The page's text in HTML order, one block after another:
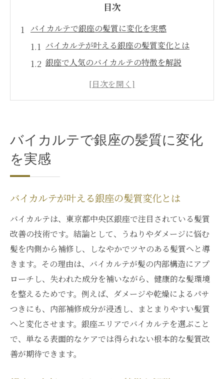
目次
バイカルテで銀座の髪質に変化を実感
バイカルテが叶える銀座の髪質変化とは
銀座で人気のバイカルテの特徴を解説
髪質改善にバイカルテが選ばれる理由
髪質改善を目指すならバイカルテがおすすめ
バイカルテで髪質改善を始めるメリット
髪質改善でバイカルテが高評価の理由
髪悩みにバイカルテが最適な理由とは
バイカルテで叶う理想の髪質改善体験
銀座で注目のバイカルテ効果と持続力
バイカルテの効果と持続期間の真実
銀座で注目されるバイカルテの特徴
髪質改善にバイカルテが与える効果
バイカルテの持続力を高めるコツとは
銀座でバイカルテ効果が続く理由を解説
髪のうねり対策にバイカルテを選ぶ理由
バイカルテが髪のうねりに強い理由
バイカルテで銀座の髪質に変化
を実感
バイカルテが叶える銀座の髪質変化とは
バイカルテは、東京都中央区銀座で注目されている髪質
改善の技術です。結論として、うねりやダメージに悩む
髪を内側から補修し、しなやかでツヤのある髪質へと導
きます。その理由は、バイカルテが髪の内部構造にアプ
ローチし、失われた成分を補いながら、健康的な髪環境
を整えるためです。例えば、ダメージや乾燥によるパサ
つきにも、内部補修成分が浸透し、まとまりやすい髪質
へと変化させます。銀座エリアでバイカルテを選ぶこと
で、単なる表面的なケアでは得られない根本的な髪質改
善が期待できます。